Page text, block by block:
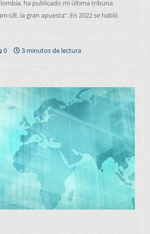
ha publicado mi última tribuna
UE, la gran apuesta“. En 2022 se habló
0 3 minutos de lectura